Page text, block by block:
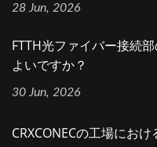
28 Jun, 2026
FTTH光ファイバー接続
よいですか？
30 Jun, 2026
CRXCONECの工場におけ